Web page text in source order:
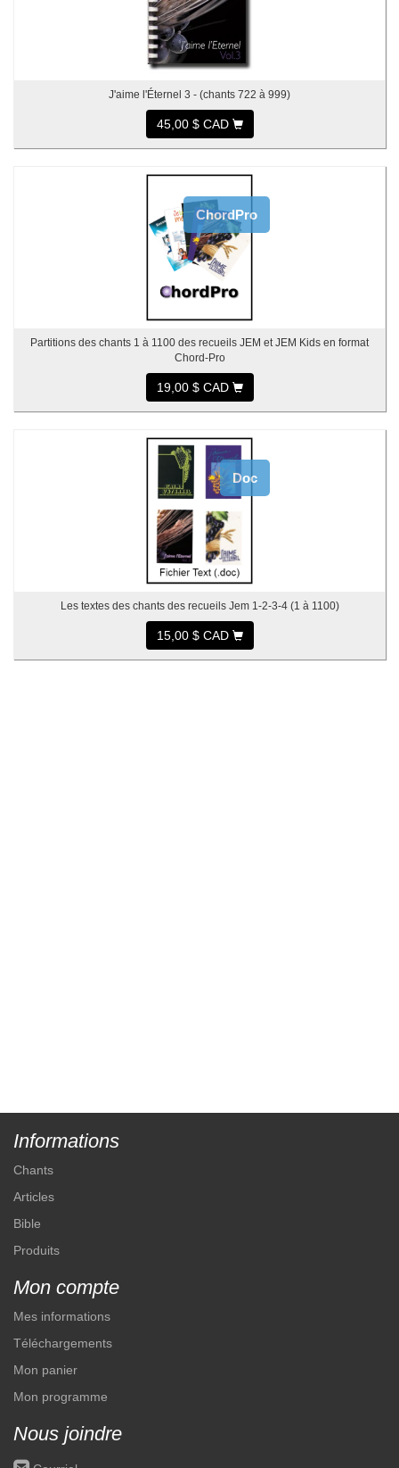
J'aime l'Éternel 3 - (chants 722 à 999)
45,00 $ CAD
ChordPro
Partitions des chants 1 à 1100 des recueils JEM et JEM Kids en format
Chord-Pro
19,00 $ CAD
Doc
Les textes des chants des recueils Jem 1-2-3-4 (1 à 1100)
15,00 $ CAD
Informations
Chants
Articles
Bible
Produits
Mon compte
Mes informations
Téléchargements
Mon panier
Mon programme
Nous joindre